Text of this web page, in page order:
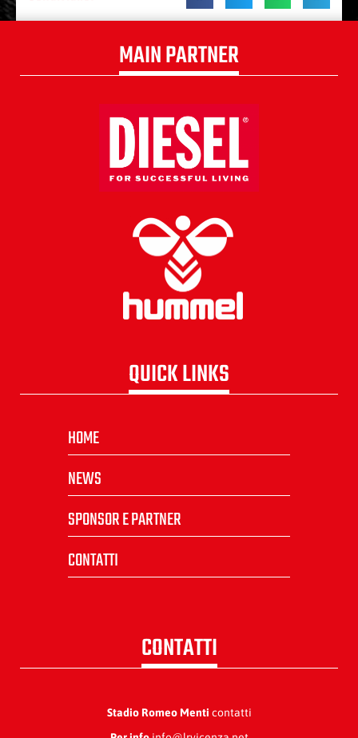
MAIN PARTNER
QUICK LINKS
HOME
NEWS
SPONSOR E PARTNER
CONTATTI
CONTATTI
Stadio Romeo Menti contatti